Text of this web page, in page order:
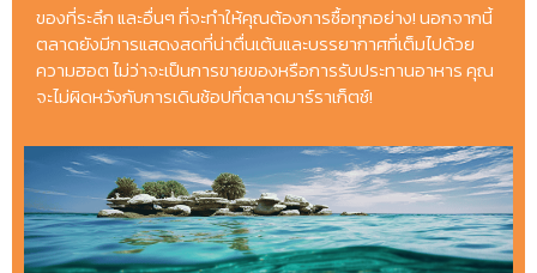
ของที่ระลึก และอื่นๆ ที่จะทำให้คุณต้องการซื้อทุกอย่าง! นอกจากนี้
ตลาดยังมีการแสดงสดที่น่าตื่นเต้นและบรรยากาศที่เต็มไปด้วย
ความฮอต ไม่ว่าจะเป็นการขายของหรือการรับประทานอาหาร คุณ
จะไม่ผิดหวังกับการเดินช้อปที่ตลาดมาร์ราเก็ตช์!